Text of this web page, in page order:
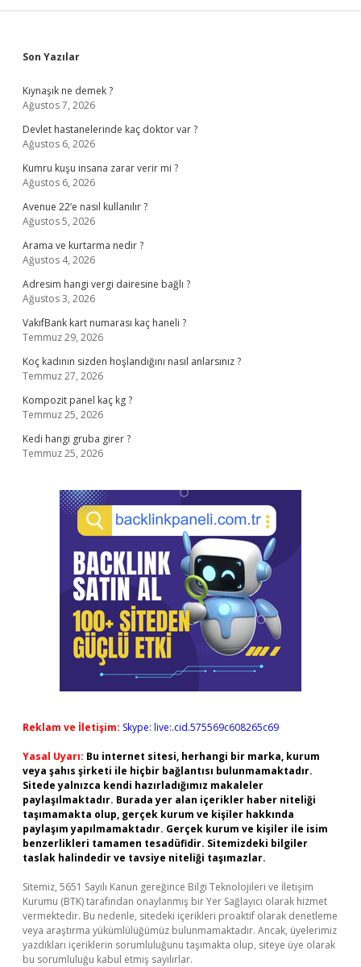
Sidebar
Son Yazılar
Kıynaşık ne demek ?
Ağustos 7, 2026
Devlet hastanelerinde kaç doktor var ?
Ağustos 6, 2026
Kumru kuşu insana zarar verir mi ?
Ağustos 6, 2026
Avenue 22’e nasıl kullanılır ?
Ağustos 5, 2026
Arama ve kurtarma nedir ?
Ağustos 4, 2026
Adresim hangi vergi dairesine bağlı ?
Ağustos 3, 2026
VakıfBank kart numarası kaç haneli ?
Temmuz 29, 2026
Koç kadının sizden hoşlandığını nasıl anlarsınız ?
Temmuz 27, 2026
Kompozit panel kaç kg ?
Temmuz 25, 2026
Kedi hangi gruba girer ?
Temmuz 25, 2026
Reklam ve İletişim: Skype: live:.cid.575569c608265c69
Yasal Uyarı: Bu internet sitesi, herhangi bir marka, kurum
veya şahıs şirketi ile hiçbir bağlantısı bulunmamaktadır.
Sitede yalnızca kendi hazırladığımız makaleler
paylaşılmaktadır. Burada yer alan içerikler haber niteliği
taşımamakta olup, gerçek kurum ve kişiler hakkında
paylaşım yapılmamaktadır. Gerçek kurum ve kişiler ile isim
benzerlikleri tamamen tesadüfidir. Sitemizdeki bilgiler
taslak halindedir ve tavsiye niteliği taşımazlar.
Sitemiz, 5651 Sayılı Kanun gereğince Bilgi Teknolojileri ve İletişim
Kurumu (BTK) tarafından onaylanmış bir Yer Sağlayıcı olarak hizmet
vermektedir. Bu nedenle, sitedeki içerikleri proaktif olarak denetleme
veya araştırma yükümlülüğümüz bulunmamaktadır. Ancak, üyelerimiz
yazdıkları içeriklerin sorumluluğunu taşımakta olup, siteye üye olarak
bu sorumluluğu kabul etmiş sayılırlar.